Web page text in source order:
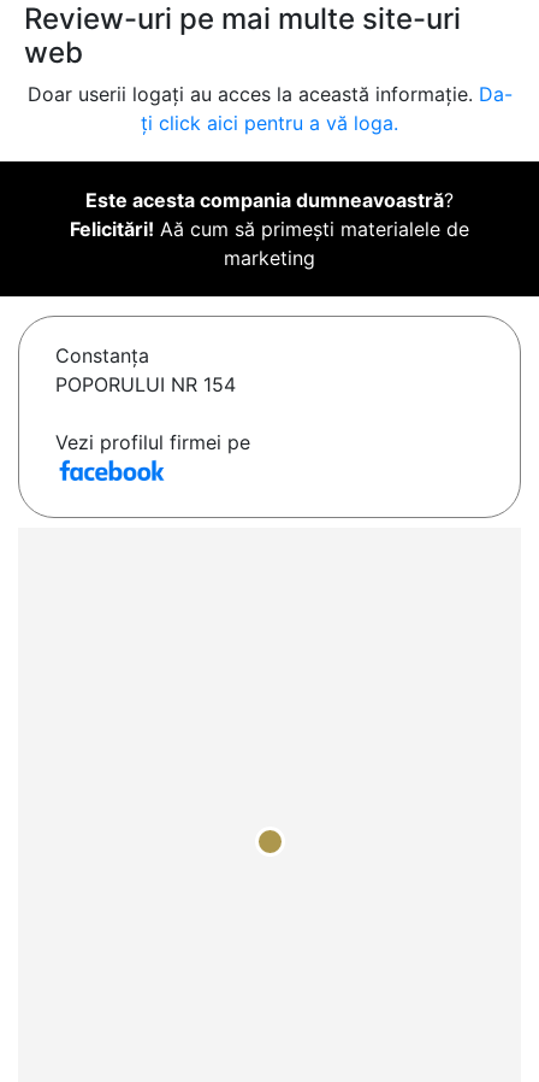
Review-uri pe mai multe site-uri
web
Doar userii logați au acces la această informație. Da-
ți click aici pentru a vă loga.
Este acesta compania dumneavoastră?
Felicitări! Aă cum să primești materialele de
marketing
Constanţa
POPORULUI NR 154
Vezi profilul firmei pe